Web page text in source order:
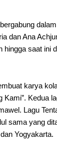
dan Ana
hingga saat ini
karya
Kami”. Kedua
Lagu
sama yang
Yogyakarta.